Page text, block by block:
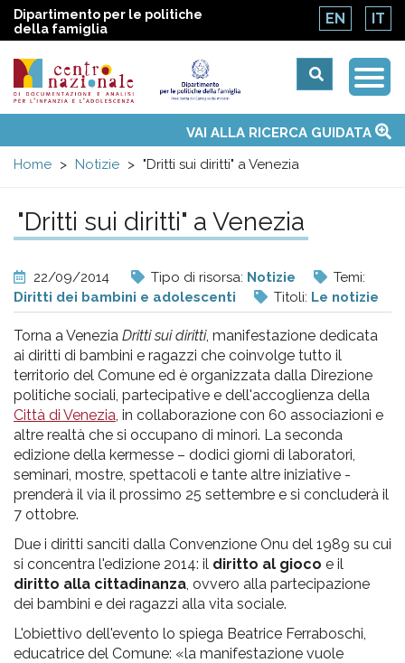
Dipartimento per le politiche
della famiglia
EN IT
Centro
nazionale
di
Documentazione
e
analisi
pr
l'infanzia
e
l'adolescenza
menu
Temi
Attività
Convenzione ONUVAI ALLA RICERCA GUIDATA
Home
Notizie "Dritti sui diritti" a Venezia
"Dritti sui diritti" a Venezia
22/09/2014 Tipo di risorsa: Notizie
Temi:
Diritti dei bambini e adolescenti
Titoli: Le notizie
Torna a Venezia Dritti sui diritti, manifestazione dedicata
ai diritti di bambini e ragazzi che coinvolge tutto il
territorio del Comune ed è organizzata dalla Direzione
politiche sociali, partecipative e dell'accoglienza della
Città di Venezia, in collaborazione con 60 associazioni e
altre realtà che si occupano di minori. La seconda
edizione della kermesse – dodici giorni di laboratori,
seminari, mostre, spettacoli e tante altre iniziative -
prenderà il via il prossimo 25 settembre e si concluderà il
7 ottobre.
Due i diritti sanciti dalla Convenzione Onu del 1989 su cui
si concentra l'edizione 2014: il diritto al gioco e il
diritto alla cittadinanza, ovvero alla partecipazione
dei bambini e dei ragazzi alla vita sociale.
L'obiettivo dell'evento lo spiega Beatrice Ferraboschi,
educatrice del Comune: «la manifestazione vuole